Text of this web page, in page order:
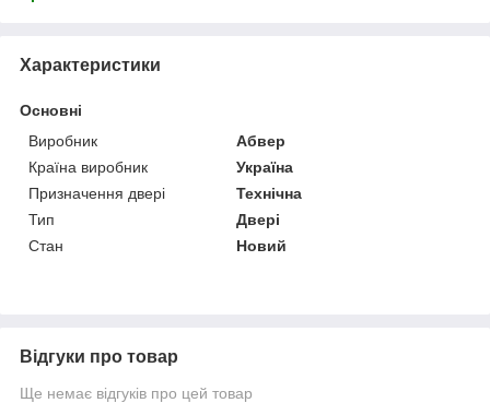
Характеристики
Основні
Виробник
Абвер
Країна виробник
Україна
Призначення двері
Технічна
Тип
Двері
Стан
Новий
Відгуки про товар
Ще немає відгуків про цей товар